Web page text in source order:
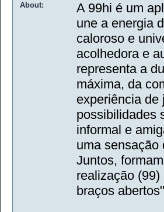
About:
A 99hi é um
une a energia
caloroso e
acolhedora e
representa a
máxima, da
experiência de
possibilidades
informal e
uma sensação
Juntos,
realização
braços